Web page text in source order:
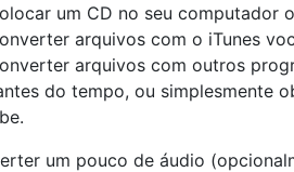
um CD no seu computador
arquivos com o iTunes
arquivos com outros
do tempo, ou simplesmente
um pouco de áudio